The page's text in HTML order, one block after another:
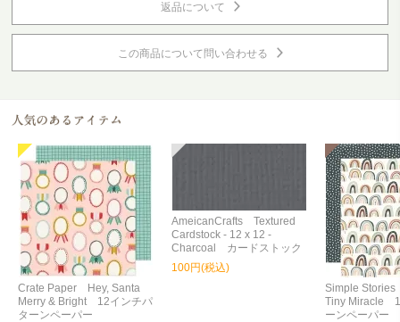
返品について
この商品について問い合わせる
Crate Paper Hey, Santa
Merry & Bright 12インチパ
ターンペーパー
AmeicanCrafts Textured
Cardstock - 12 x 12 -
Charcoal カードストック
100円(税込)
Simple
Tiny Miracle
ーンペーパー